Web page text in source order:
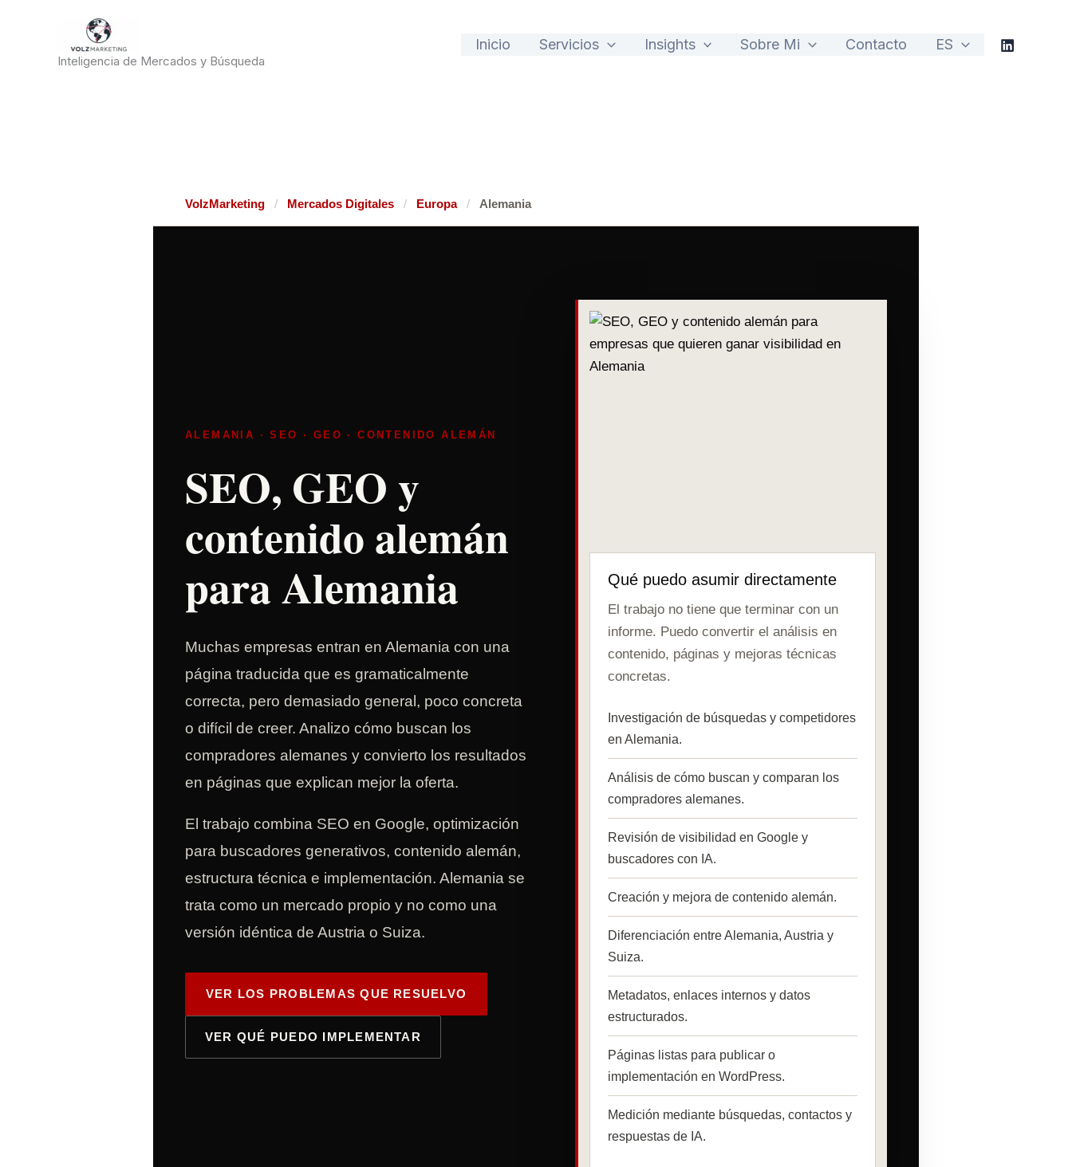
contenidoInteligencia de Mercados y Búsqueda
Inicio Servicios Insights Sobre Mi Contacto ES
VolzMarketing / Mercados Digitales / Europa / Alemania
ALEMANIA · SEO · GEO · CONTENIDO ALEMÁN
SEO, GEO y
contenido alemán
para Alemania
Muchas empresas entran en Alemania con una
página traducida que es gramaticalmente
correcta, pero demasiado general, poco concreta
o difícil de creer. Analizo cómo buscan los
compradores alemanes y convierto los resultados
en páginas que explican mejor la oferta.
El trabajo combina SEO en Google, optimización
para buscadores generativos, contenido alemán,
estructura técnica e implementación. Alemania se
trata como un mercado propio y no como una
versión idéntica de Austria o Suiza.
VER LOS PROBLEMAS QUE RESUELVO
VER QUÉ PUEDO IMPLEMENTAR
Qué puedo asumir directamente
El trabajo no tiene que terminar con un
informe. Puedo convertir el análisis en
contenido, páginas y mejoras técnicas
concretas.
Investigación de búsquedas y competidores
en Alemania.
Análisis de cómo buscan y comparan los
compradores alemanes.
Revisión de visibilidad en Google y
buscadores con IA.
Creación y mejora de contenido alemán.
Diferenciación entre Alemania, Austria y
Suiza.
Metadatos, enlaces internos y datos
estructurados.
Páginas listas para publicar o
implementación en WordPress.
Medición mediante búsquedas, contactos y
respuestas de IA.